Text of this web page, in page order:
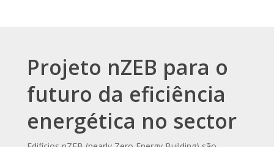
Projeto nZEB para o
futuro da eficiência
energética no sector